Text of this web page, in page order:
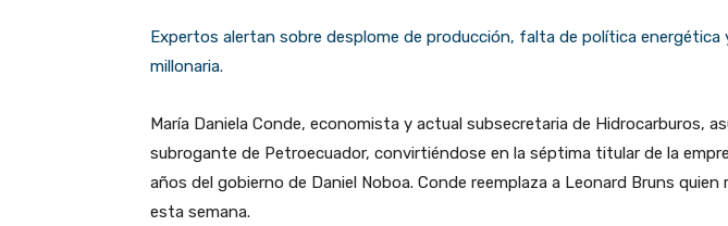
Expertos alertan sobre desplome de producción, falta de política energética
millonaria.
María Daniela Conde, economista y actual subsecretaria de Hidrocarburos,
subrogante de Petroecuador, convirtiéndose en la séptima titular de la
años del gobierno de Daniel Noboa. Conde reemplaza a Leonard Bruns quien
esta semana.